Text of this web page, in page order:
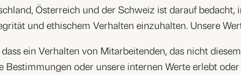
Österreich und der Schweiz ist darauf
und ethischem Verhalten einzuhalten. Unsere
ein Verhalten von Mitarbeitenden, das nicht
oder unsere internen Werte erlebt